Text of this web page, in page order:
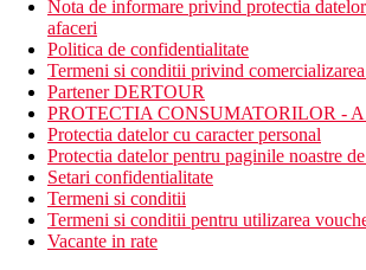
Nota de informare privind protectia
afaceri
Politica de confidentialitate
Termeni si conditii privind
Partener DERTOUR
PROTECTIA CONSUMATORILOR -
Protectia datelor cu caracter personal
Protectia datelor pentru paginile noastre
Setari confidentialitate
Termeni si conditii
Termeni si conditii pentru utilizarea
Vacante in rate